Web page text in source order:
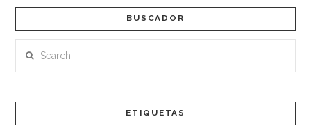
BUSCADOR
ETIQUETAS